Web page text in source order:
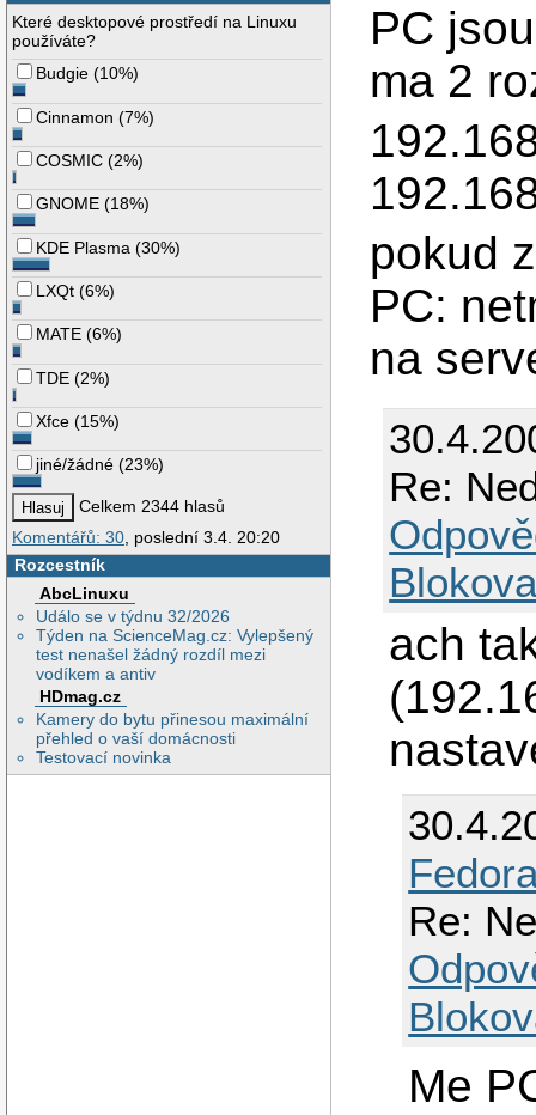
Které desktopové prostředí na Linuxu
používáte?
Budgie (10%)
Cinnamon (7%)
COSMIC (2%)
GNOME (18%)
KDE Plasma (30%)
LXQt (6%)
MATE (6%)
TDE (2%)
Xfce (15%)
jiné/žádné (23%)
Celkem 2344 hlasů
Komentářů: 30 , poslední 3.4. 20:20
Rozcestník
AbcLinuxu
Událo se v týdnu 32/2026
Týden na ScienceMag.cz: Vylepšený
test nenašel žádný rozdíl mezi
vodíkem a antiv
HDmag.cz
Kamery do bytu přinesou maximální
přehled o vaší domácnosti
Testovací novinka
PC
ma 2
pokud
PC:
na
Re:
ach
Re:
Me